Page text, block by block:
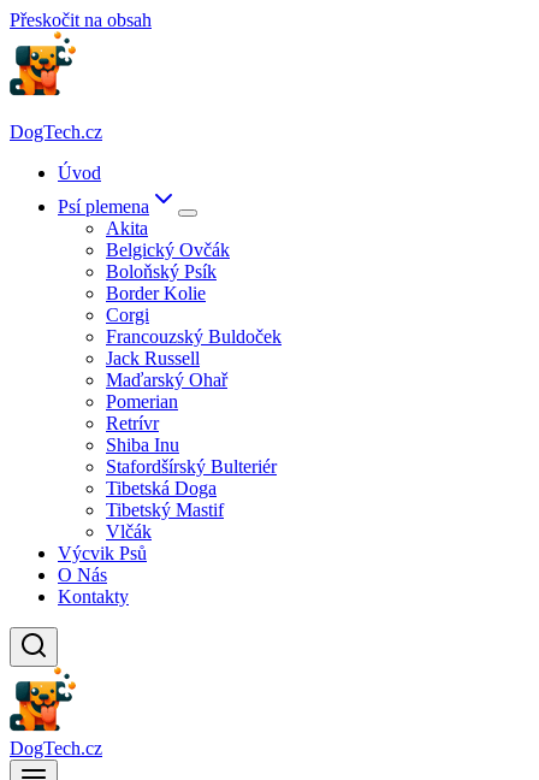
Přeskočit na obsah
DogTech.cz
Úvod
Psí plemena
Akita
Belgický Ovčák
Boloňský Psík
Border Kolie
Corgi
Francouzský Buldoček
Jack Russell
Maďarský Ohař
Pomerian
Retrívr
Shiba Inu
Stafordšírský Bulteriér
Tibetská Doga
Tibetský Mastif
Vlčák
Výcvik Psů
O Nás
Kontakty
DogTech.cz